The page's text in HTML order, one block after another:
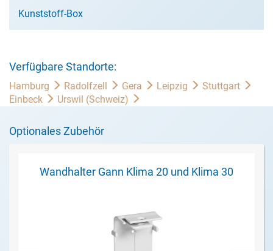
Kunststoff-Box
Verfügbare Standorte:
Hamburg Radolfzell Gera Leipzig
Stuttgart
Einbeck
Urswil (Schweiz)
Optionales Zubehör
Wandhalter Gann Klima 20 und Klima 30